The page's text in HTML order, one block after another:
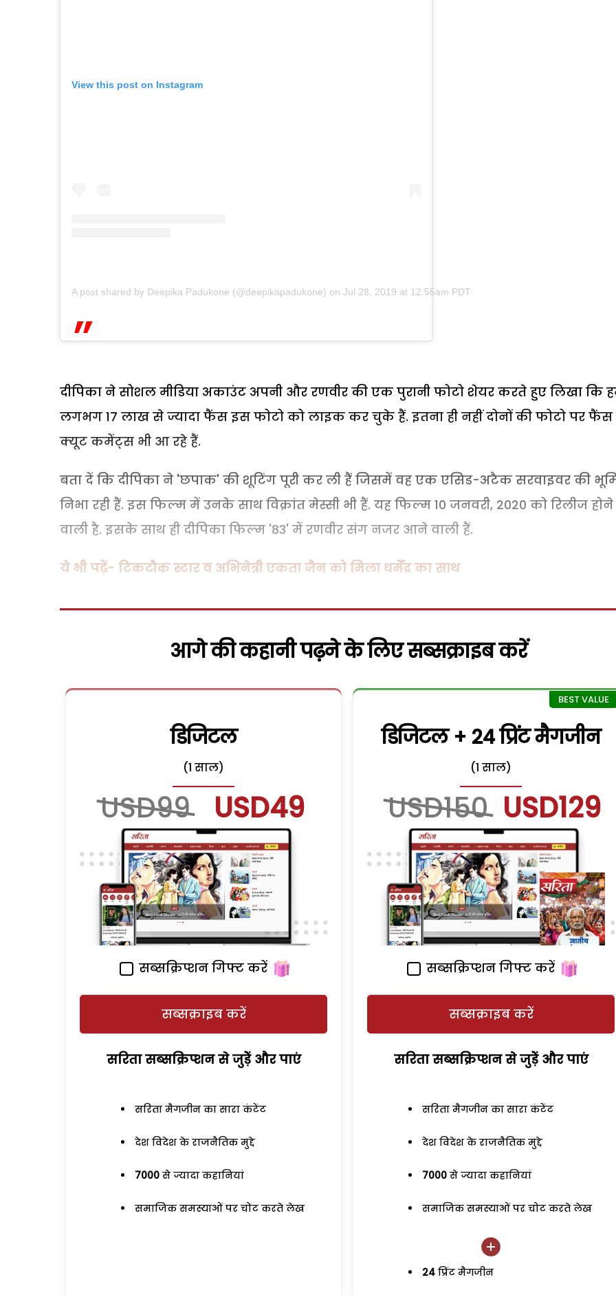
View this post on Instagram
A post shared by Deepika Padukone (@deepikapadukone) on Jul 28, 2019 at 12:55am PDT
दीपिका ने सोशल मीडिया अकाउंट अपनी और रणवीर की एक पुरानी फोटो शेयर करते हुए लिखा कि
लगभग 17 लाख से ज्यादा फैंस इस फोटो को लाइक कर चुके हैं. इतना ही नहीं दोनों की फोटो पर
क्यूट कमेंट्स भी आ रहे हैं.
बता दें कि दीपिका ने 'छपाक' की शूटिंग पूरी कर ली हैं जिसमें वह एक एसिड-अटैक सरवाइवर की
निभा रही हैं. इस फिल्म में उनके साथ विक्रांत मेस्सी भी हैं. यह फिल्म 10 जनवरी, 2020 को रिलीज होने
वाली है. इसके साथ ही दीपिका फिल्म '83' में रणवीर संग नजर आने वाली हैं.
ये भी पढ़ें- टिकटौक स्टार व अभिनेत्री एकता जैन को मिला धर्मेंद्र का साथ
आगे की कहानी पढ़ने के लिए सब्सक्राइब करें
डिजिटल
(1 साल)
USD99 USD49
सब्सक्रिप्शन गिफ्ट करें
सब्सक्राइब करें
सरिता सब्सक्रिप्शन से जुड़ेें और पाएं
सरिता मैगजीन का सारा कंटेंट
देश विदेश के राजनैतिक मुद्दे
7000 से ज्यादा कहानियां
समाजिक समस्याओं पर चोट करते लेख
डिजिटल + 24 प्रिंट मैगजीन
(1 साल)
USD150 USD129
सब्सक्रिप्शन गिफ्ट करें
सब्सक्राइब करें
सरिता सब्सक्रिप्शन से जुड़ेें और पाएं
सरिता मैगजीन का सारा कंटेंट
देश विदेश के राजनैतिक मुद्दे
7000 से ज्यादा कहानियां
समाजिक समस्याओं पर चोट करते लेख
24 प्रिंट मैगजीन